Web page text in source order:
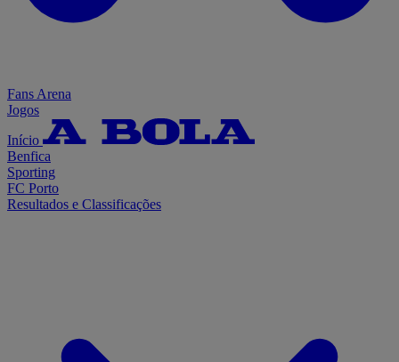
Fans Arena
Jogos
Início
Benfica
Sporting
FC Porto
Resultados e Classificações